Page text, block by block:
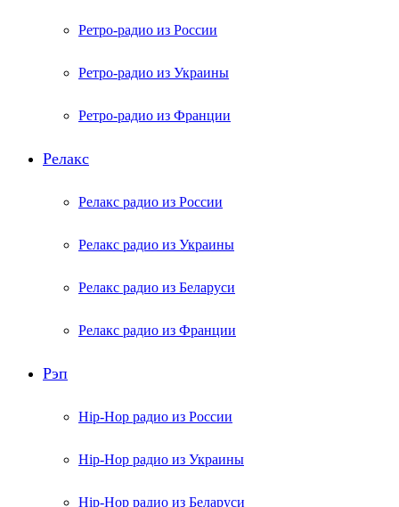
Ретро-радио из России
Ретро-радио из Украины
Ретро-радио из Франции
Релакс
Релакс радио из России
Релакс радио из Украины
Релакс радио из Беларуси
Релакс радио из Франции
Рэп
Hip-Hop радио из России
Hip-Hop радио из Украины
Hip-Hop радио из Беларуси